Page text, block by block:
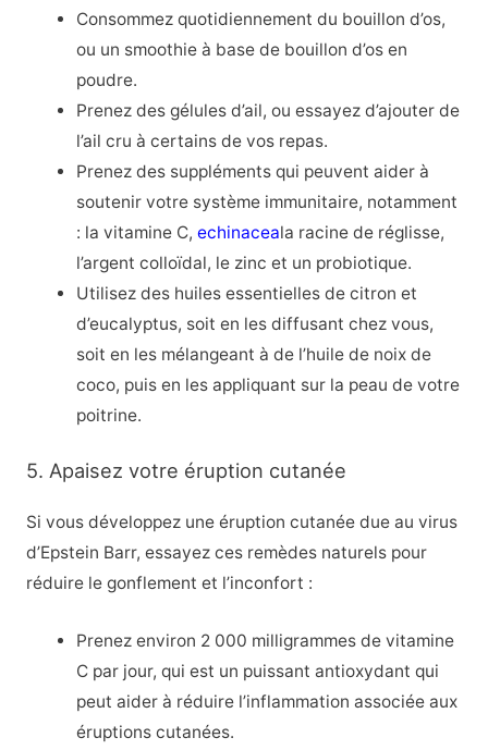
Consommez quotidiennement du bouillon d’os,
ou un smoothie à base de bouillon d’os en
poudre.
Prenez des gélules d’ail, ou essayez d’ajouter de
l’ail cru à certains de vos repas.
Prenez des suppléments qui peuvent aider à
soutenir votre système immunitaire, notamment
: la vitamine C,echinaceala racine de réglisse,
l’argent colloïdal, le zinc et un probiotique.
Utilisez des huiles essentielles de citron et
d’eucalyptus, soit en les diffusant chez vous,
soit en les mélangeant à de l’huile de noix de
coco, puis en les appliquant sur la peau de votre
poitrine.
5. Apaisez votre éruption cutanée
Si vous développez une éruption cutanée due au virus
d’Epstein Barr, essayez ces remèdes naturels pour
réduire le gonflement et l’inconfort :
Prenez environ 2 000 milligrammes de vitamine
C par jour, qui est un puissant antioxydant qui
peut aider à réduire l’inflammation associée aux
éruptions cutanées.